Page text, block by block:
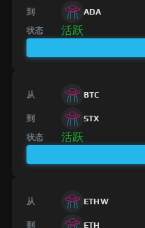
到 ADA
状态 活跃
从 BTC
到 STX
状态 活跃
从 ETHW
到 ETH